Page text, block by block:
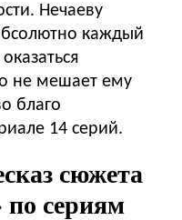
Нечаеву
каждый
не мешает ему
благо
14 серий.
сюжета
по сериям